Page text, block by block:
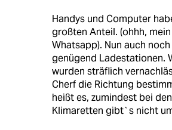
Handys und Computer
großten Anteil. (ohhh,
Whatsapp). Nun auch
genügend Ladestationen.
wurden sträflich
Cherf die Richtung
heißt es, zumindest bei
Klimaretten gibt`s nicht